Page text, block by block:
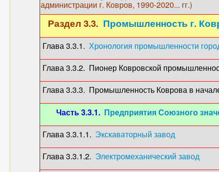
администрации г. Ковров, 1990-2020... гг.)
Раздел 3.3. Промышленность г.
Глава 3.3.1. Хронология промышленности
Глава 3.3.2. Пионер Ковровской
Глава 3.3.3. Промышленность Коврова в
Часть 3.3.1. Предприятия Союзного
Глава 3.3.1.1. Экскаваторный завод
Глава 3.3.1.2. Электромеханический завод